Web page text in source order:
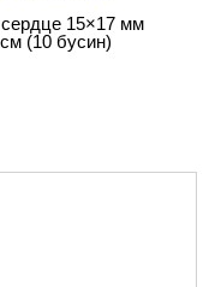
15×17 мм
(10 бусин)